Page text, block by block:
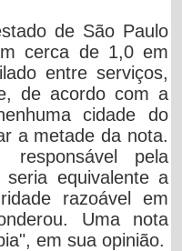
de São Paulo
cerca de 1,0 em
entre serviços,
de acordo com a
cidade do
a metade da nota.
responsável pela
equivalente a
razoável em
Uma nota
em sua opinião.